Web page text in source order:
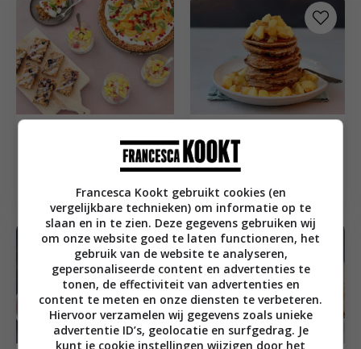
Pancakes met appel,
kaneel en rozijnen
Francesca Kookt gebruikt cookies (en
vergelijkbare technieken) om informatie op te
slaan en in te zien. Deze gegevens gebruiken wij
om onze website goed te laten functioneren, het
gebruik van de website te analyseren,
gepersonaliseerde content en advertenties te
tonen, de effectiviteit van advertenties en
content te meten en onze diensten te verbeteren.
Hiervoor verzamelen wij gegevens zoals unieke
advertentie ID’s, geolocatie en surfgedrag. Je
kunt je cookie instellingen wijzigen door het